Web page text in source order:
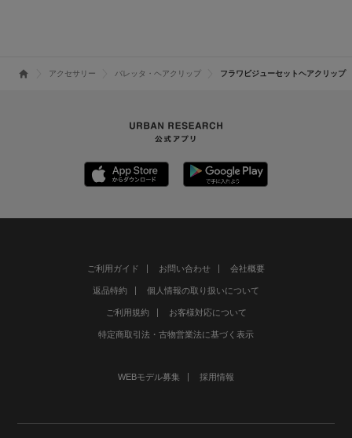
アクセサリー バレッタ・ヘアクリップ フラワビジューセットヘアクリップ
ご利用ガイド お問い合わせ 会社概要
返品特約 個人情報の取り扱いについて
ご利用規約 お客様対応について
特定商取引法・古物営業法に基づく表示
WEBモデル募集 採用情報